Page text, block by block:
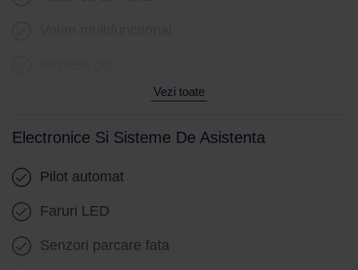
Parbriz cu incalzire
Geamuri electrice fata
Geamuri electrice spate
Vezi toate
Electronice Si Sisteme De Asistenta
Pilot automat
Faruri LED
Senzori parcare fata